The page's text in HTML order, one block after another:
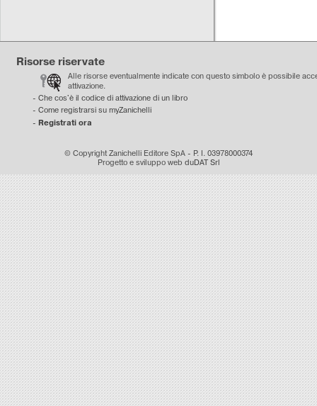
Risorse riservate
Alle risorse eventualmente indicate con questo simbolo è possibile
attivazione.
- Che cos'è il codice di attivazione di un libro
- Come registrarsi su myZanichelli
- Registrati ora
© Copyright Zanichelli Editore SpA - P. I. 03978000374
Progetto e sviluppo web duDAT Srl